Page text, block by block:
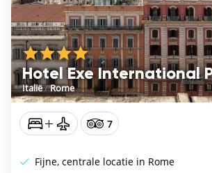
Hotel Exe International
Italië/Rome
7
Fijne, centrale locatie in Rome